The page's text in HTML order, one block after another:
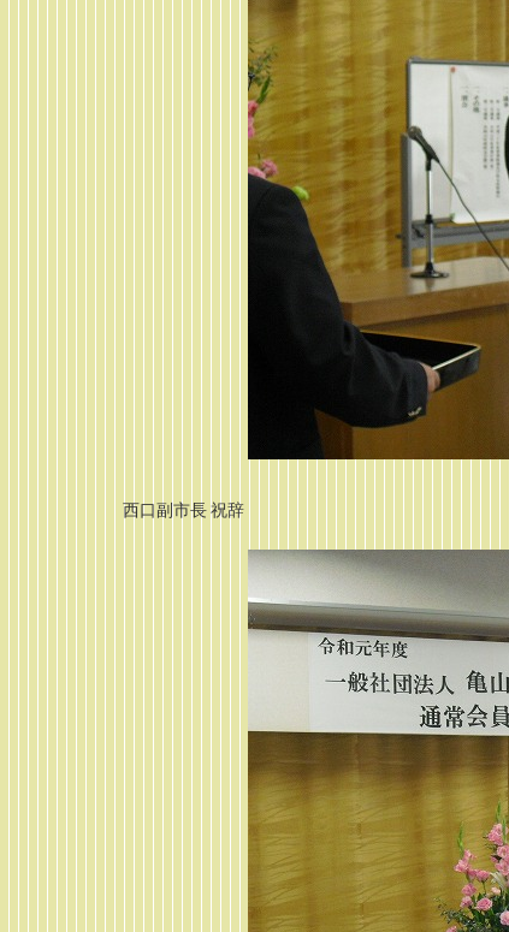
西口副市長 祝辞